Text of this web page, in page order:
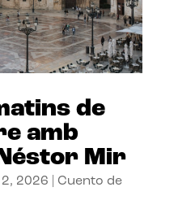
de
amb
Mir
2026
Cuento de